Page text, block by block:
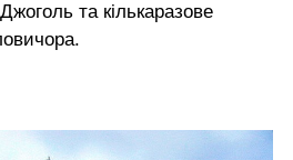
та кількаразове